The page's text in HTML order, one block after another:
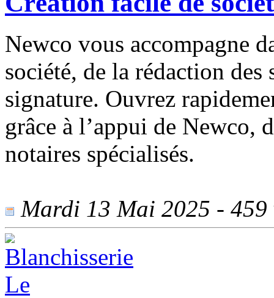
Newco vous accompagne
société, de la rédaction
signature. Ouvrez
grâce à l’appui de Newco,
notaires spécialisés.
Mardi 13 Mai 2025 - 459